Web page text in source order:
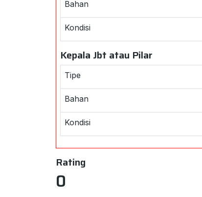
Bahan
Kondisi
Kepala Jbt atau Pilar
Tipe
Bahan
Kondisi
Rating
0